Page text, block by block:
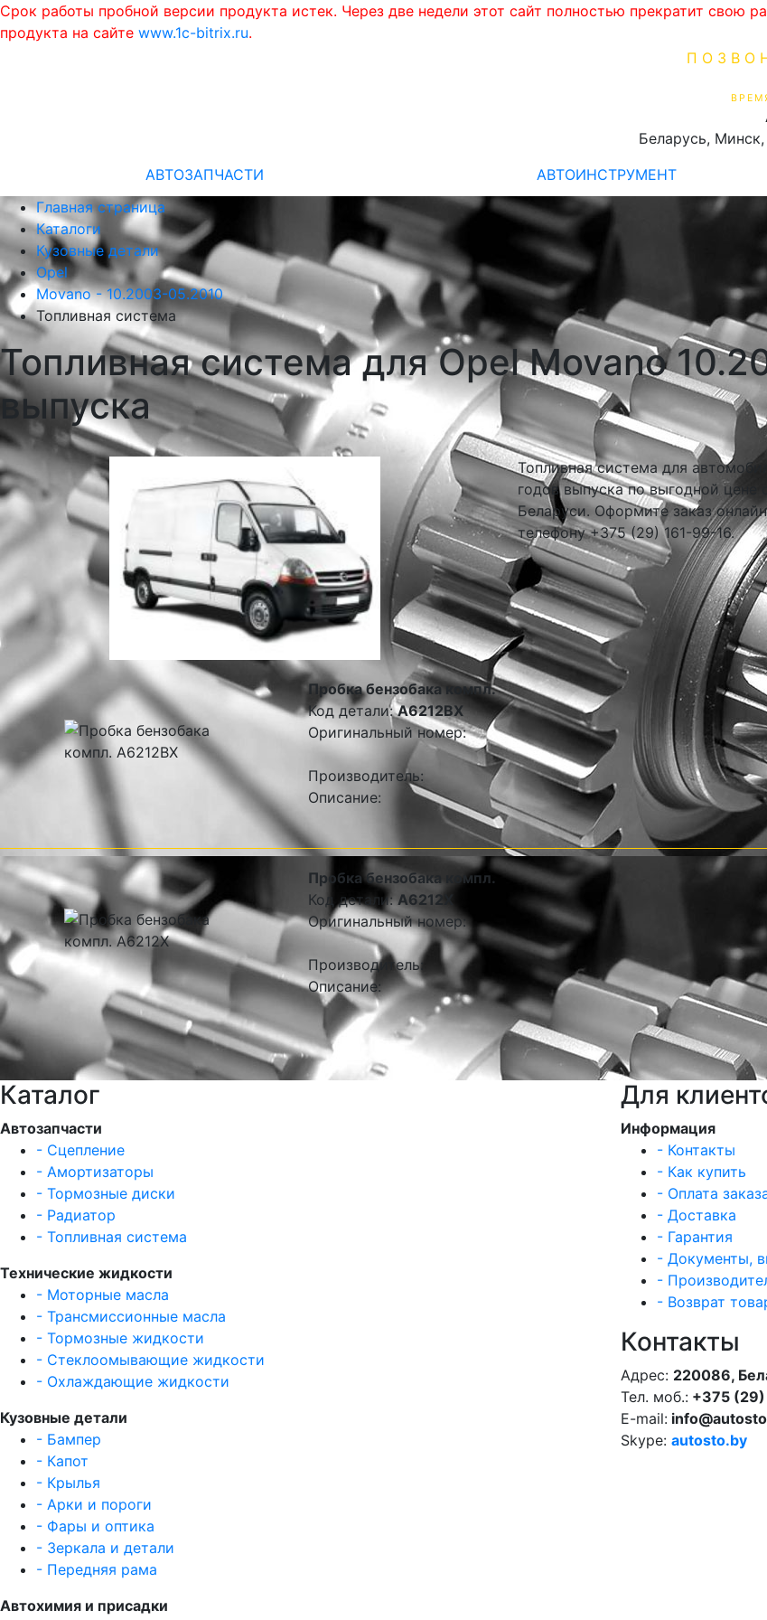
Срок работы пробной версии продукта истек. Через две недели этот сайт полностью прекратит свою
продукта на сайте www.1c-bitrix.ru.
Беларусь,
АВТОЗАПЧАСТИ АВТОИНСТРУМЕНТ
Главная страница
Каталоги
Кузовные детали
Opel
Movano - 10.2003-05.2010
Топливная система
Топливная система для Opel Movano
выпуска
Топливная система для
годов выпуска по выгодной цене
Беларуси. Оформите заказ
телефону +375 (29) 161-99-16.
Пробка бензобака компл.
Код детали:A6212BX
Оригинальный номер:
Производитель:
Описание:
Пробка бензобака компл.
Код детали:A6212X
Оригинальный номер:
Производитель:
Описание:
Каталог
Автозапчасти
- Сцепление
- Амортизаторы
- Тормозные диски
- Радиатор
- Топливная система
Технические жидкости
- Моторные масла
- Трансмиссионные масла
- Тормозные жидкости
- Стеклоомывающие жидкости
- Охлаждающие жидкости
Кузовные детали
- Бампер
- Капот
- Крылья
- Арки и пороги
- Фары и оптика
- Зеркала и детали
- Передняя рама
Автохимия и присадки
Для
Информация
- Контакты
- Как купить
- Оплата
- Доставка
- Гарантия
- Документы,
-
- Возврат
Контакты
Адрес: 220086,
Тел. моб.: +375
E-mail:
Skype: autosto.by